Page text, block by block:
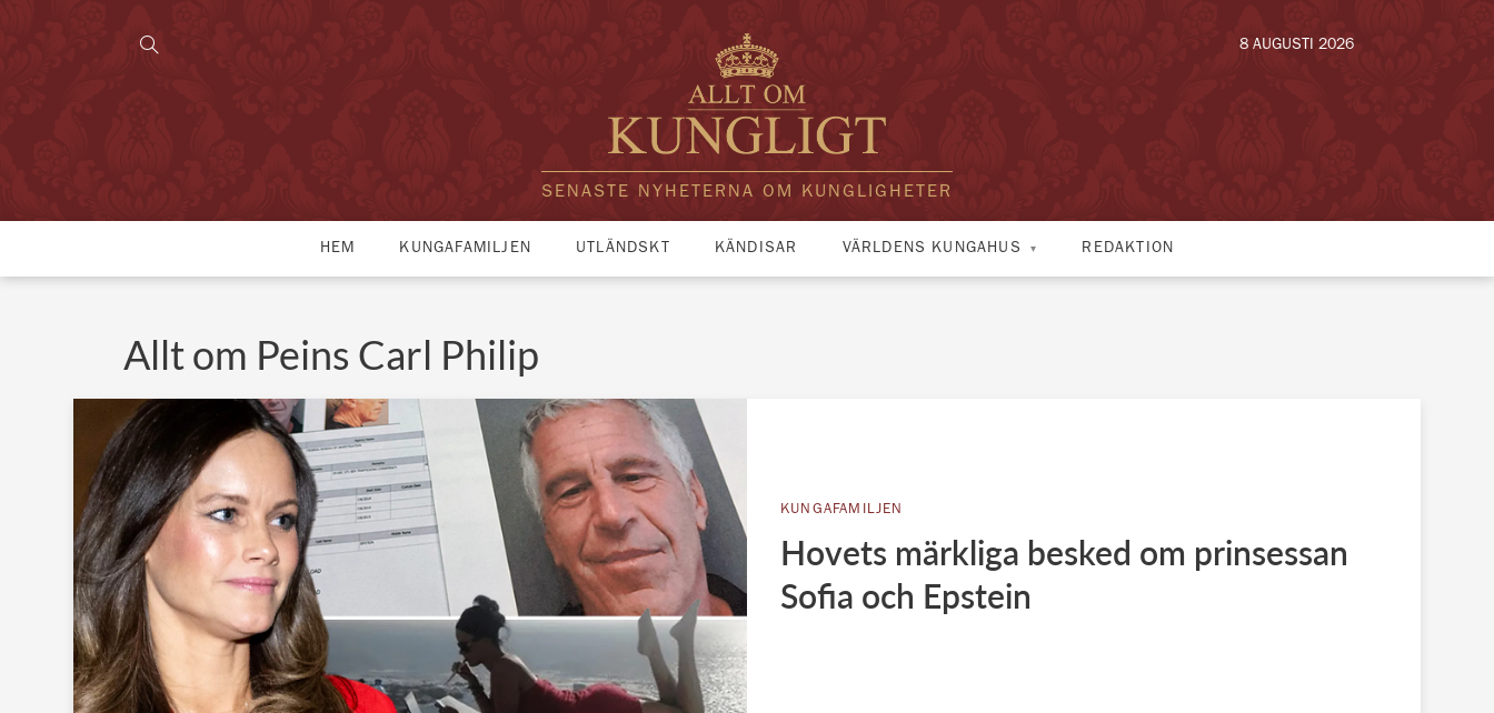
SENASTE NYHETERNA OM KUNGLIGHETER
8 AUGUSTI 2026
HEM KUNGAFAMILJEN UTLÄNDSKT KÄNDISAR VÄRLDENS KUNGAHUS REDAKTION
Allt om Peins Carl Philip
KUNGAFAMILJEN
Hovets märkliga besked om prinsessan
Sofia och Epstein